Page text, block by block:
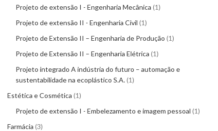
Projeto de extensão I - Engenharia Mecânica 1
Projeto de extensão II - Engenharia Civil 1
Projeto de Extensão II – Engenharia de Produção 1
Projeto de Extensão II – Engenharia Elétrica 1
Projeto integrado A indústria do futuro – automação e
sustentabilidade na ecoplástico S.A. 1
Estética e Cosmética 1
Projeto de extensão I - Embelezamento e imagem pessoal 1
Farmácia 3